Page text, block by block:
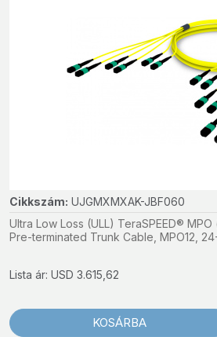
Cikkszám: UJGMXMXAK-JBF060
Ultra Low Loss (ULL) TeraSPEED® MPO
Pre-terminated Trunk Cable, MPO12,
Lista ár: USD 3.615,62
KOSÁRBA